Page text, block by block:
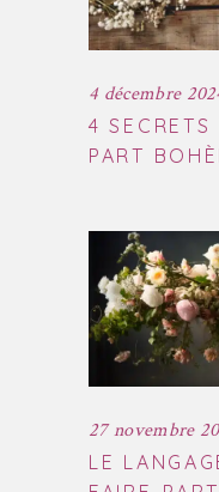
4 décembre
4
PART
27 novembre
LE